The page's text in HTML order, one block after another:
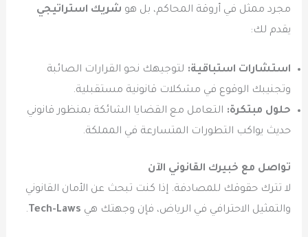
مجرد ممثل في أروقة المحاكم، بل هو شريك استراتيجي
يقدم لك:
استشارات استباقية: لتوجيهك نحو القرارات الصائبة
وتجنيبك الوقوع في مشكلات قانونية مستقبلية.
حلول مبتكرة: التعامل مع القضايا الشائكة بمنظور قانوني
حديث يواكب التطورات المتسارعة في المملكة.
تواصل مع خبيرك القانوني الآن
لا تترك حقوقك للمصادفة. إذا كنت تبحث عن الأمان القانوني
والتمثيل الاحترافي في الرياض، فإن وجهتك هي Tech-Laws
.